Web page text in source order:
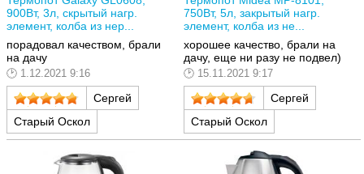
900Вт, 3л, скрытый нагр.
элемент, колба из нер...
порадовал качеством, брали
на дачу
1.12.2021 9:16
Сергей
Старый Оскол
750Вт, 5л, закрытый нагр.
элемент, колба из не...
хорошее качество, брали на
дачу, еще ни разу не подвел)
15.11.2021 9:17
Сергей
Старый Оскол